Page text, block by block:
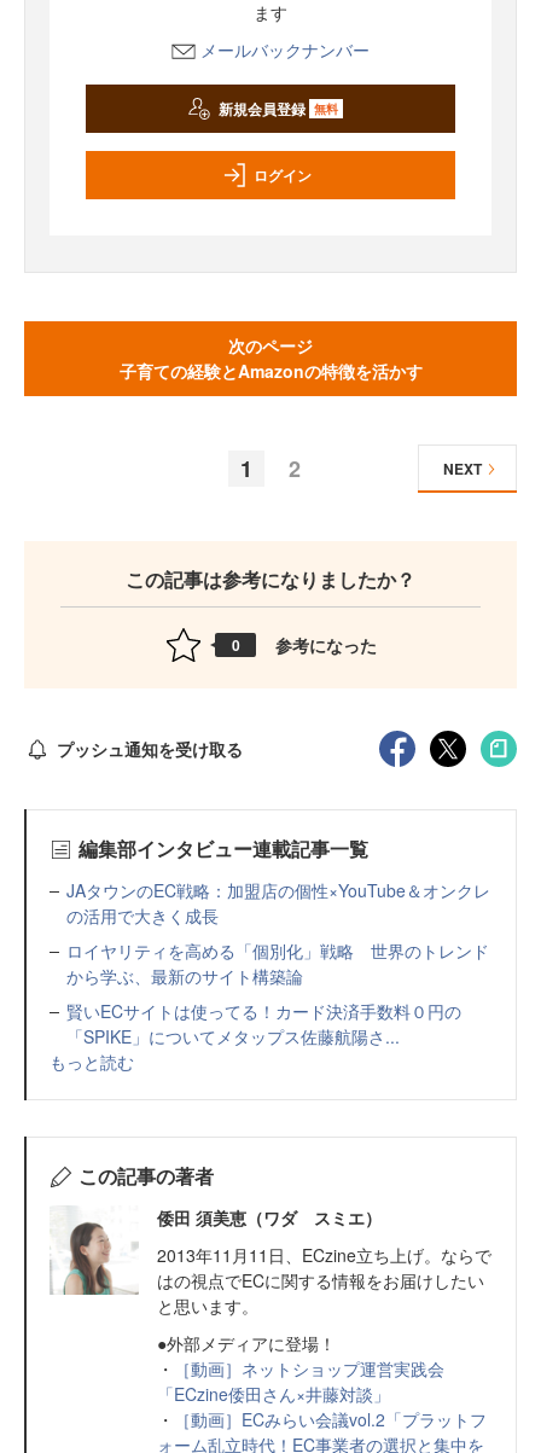
ます
メールバックナンバー
新規会員登録 無料
ログイン
次のページ
子育ての経験とAmazonの特徴を活かす
1 2 NEXT
この記事は参考になりましたか？
0 参考になった
プッシュ通知を受け取る
編集部インタビュー連載記事一覧
JAタウンのEC戦略：加盟店の個性×YouTube＆オンクレ
の活用で大きく成長
ロイヤリティを高める「個別化」戦略 世界のトレンド
から学ぶ、最新のサイト構築論
賢いECサイトは使ってる！カード決済手数料０円の
「SPIKE」についてメタップス佐藤航陽さ...
もっと読む
この記事の著者
倭田 須美恵（ワダ スミエ）
2013年11月11日、ECzine立ち上げ。ならで
はの視点でECに関する情報をお届けしたい
と思います。
●外部メディアに登場！
・
［動画］ネットショップ運営実践会
「ECzine倭田さん×井藤対談」
・
［動画］ECみらい会議vol.2「プラットフ
ォーム乱立時代！EC事業者の選択と集中を